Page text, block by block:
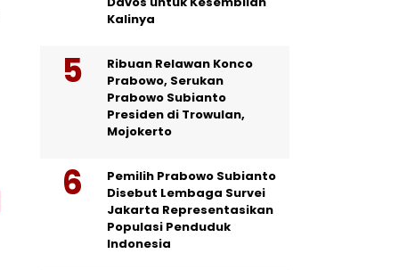
Kalinya
Ribuan Relawan Konco
Prabowo, Serukan
Prabowo Subianto
Presiden di Trowulan,
Mojokerto
Pemilih Prabowo Subianto
Disebut Lembaga Survei
Jakarta Representasikan
Populasi Penduduk
Indonesia